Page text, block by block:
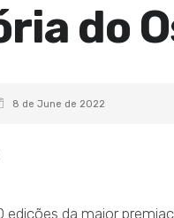
do
8 de June de 2022
edições da maior